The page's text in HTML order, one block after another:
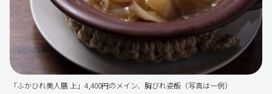
「ふかひれ美人膳 上」4,400円のメイン、胸びれ姿飯（写真は一例）